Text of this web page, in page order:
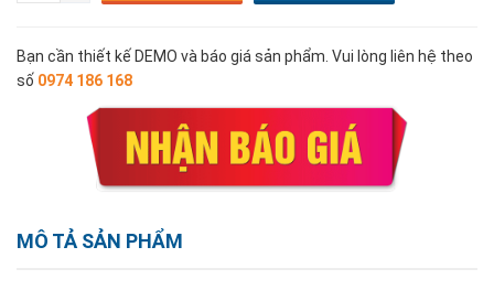
Bạn cần thiết kế DEMO và báo giá sản phẩm. Vui lòng liên hệ theo
số 0974 186 168
MÔ TẢ SẢN PHẨM